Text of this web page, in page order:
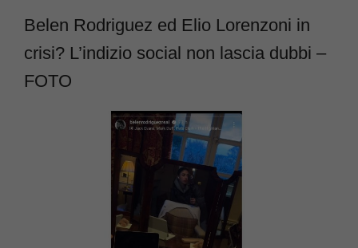
Belen Rodriguez ed Elio Lorenzoni in
crisi? L’indizio social non lascia dubbi –
FOTO